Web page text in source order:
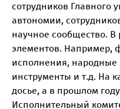
сотрудников Главного
автономии,
научное сообщество. В
элементов. Например,
исполнения,
инструменты и т.д. На
досье, а в прошлом
Исполнительный